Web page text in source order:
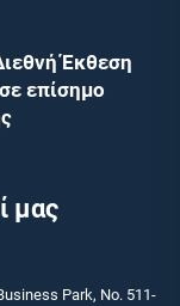
Έκθεση
επίσημο
μας
Park, No. 511-